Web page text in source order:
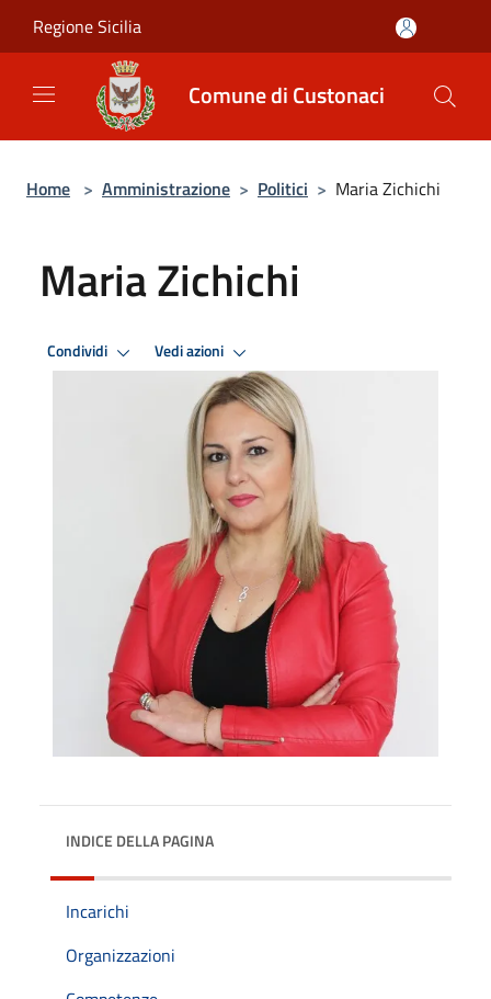
Regione Sicilia
Comune di Custonaci
Home > Amministrazione > Politici > Maria Zichichi
Maria Zichichi
Condividi Vedi azioni
INDICE DELLA PAGINA
Incarichi
Organizzazioni